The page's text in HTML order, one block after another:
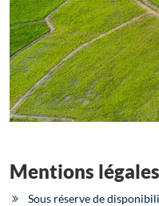
Mentions légales
Sous réserve de